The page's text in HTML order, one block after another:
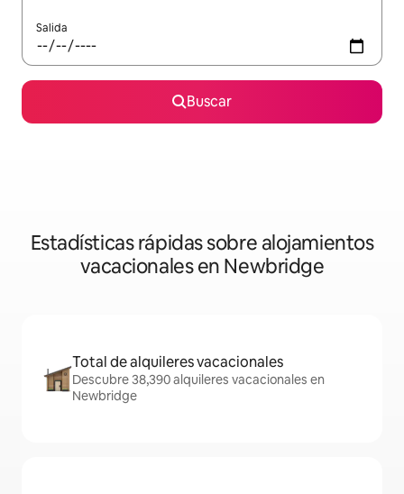
Salida
Buscar
Estadísticas rápidas sobre alojamientos
vacacionales en Newbridge
Total de alquileres vacacionales
Descubre 38,390 alquileres vacacionales en
Newbridge